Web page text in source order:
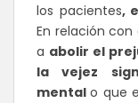
los pacientes,
En relación
a abolir el
la vejez
mentalo que